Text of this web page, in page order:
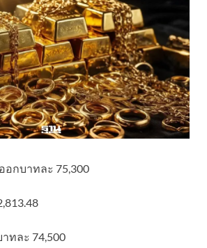
กบาทละ 75,300
ทละ 74,500